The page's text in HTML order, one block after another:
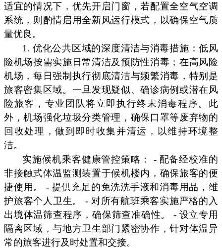
适宜的情况下，优先开启门窗，若配置全空气空调
系统，则酌情启用全新风运行模式，以确保空气质
量优良。
1. 优化公共区域的深度清洁与消毒措施：低风
险机场按需实施日常清洁及预防性消毒；在高风险
机场，每日强制执行彻底清洁与频繁消毒，特别是
旅客密集区域。一旦发现疑似、确诊病例或潜在风
险旅客，专业团队将立即执行终末消毒程序。此
外，机场强化垃圾分类管理，确保口罩等废弃物的
回收处理，做到即时收集并清运，以维持环境整
洁。
实施候机乘客健康管控策略： - 配备经校准的
非接触式体温监测装置于候机楼内，确保旅客的便
捷使用。 - 提供充足的免洗洗手液和消毒用品，维
护旅客个人卫生。 - 对所有航班乘客实施严格的入
出境体温筛查程序，确保筛查准确性。 - 设立专用
隔离区域，与地方卫生部门紧密协作，针对体温异
常的旅客进行及时处置和交接。